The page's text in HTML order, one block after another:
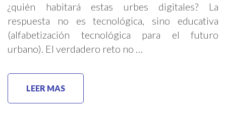
¿quién habitará estas urbes digitales? La
respuesta no es tecnológica, sino educativa
(alfabetización tecnológica para el futuro
urbano). El verdadero reto no …
LEER MAS